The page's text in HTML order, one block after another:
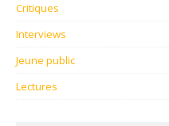
Critiques
Interviews
Jeune public
Lectures